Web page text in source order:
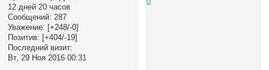
12 дней 20 часов
Сообщений: 287
Уважение: [+248/-0]
Позитив: [+404/-19]
Последний визит:
Вт, 29 Ноя 2016 00:31